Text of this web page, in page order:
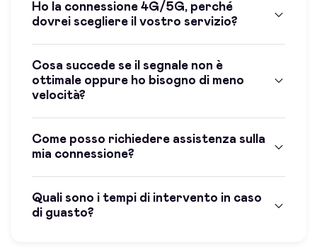
Ho la connessione 4G/5G, perché
dovrei scegliere il vostro servizio?
Cosa succede se il segnale non è
ottimale oppure ho bisogno di meno
velocità?
Come posso richiedere assistenza sulla
mia connessione?
Quali sono i tempi di intervento in caso
di guasto?